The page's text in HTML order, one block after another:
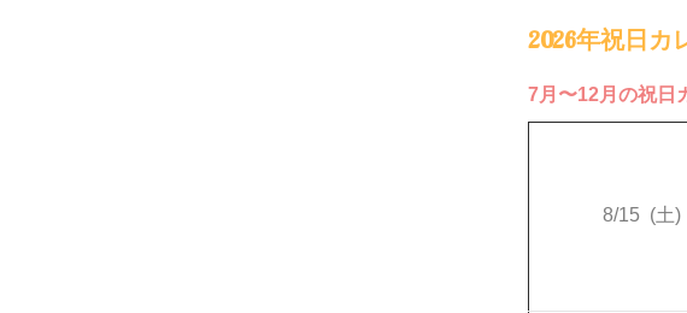
2026年祝日カ
7月〜12月の祝日
8/15 (土)